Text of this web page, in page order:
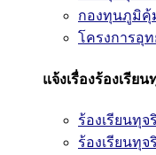
กองทุนภูมิคุ้
โครงการอุ
แจ้งเรื่องร้องเรียน
ร้องเรียนทุ
ร้องเรียนทุ